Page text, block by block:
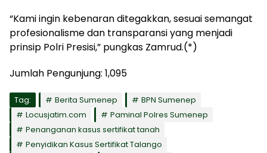
“Kami ingin kebenaran ditegakkan, sesuai semangat
profesionalisme dan transparansi yang menjadi
prinsip Polri Presisi,” pungkas Zamrud.(*)
Jumlah Pengunjung: 1,095
Tag: Berita Sumenep
BPN Sumenep
Locusjatim.com
Paminal Polres Sumenep
Penanganan kasus sertifikat tanah
Penyidikan Kasus Sertifikat Talango